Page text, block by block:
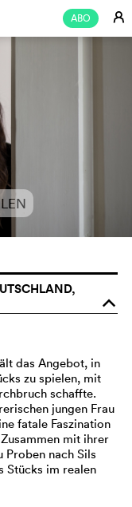
ABO E
o
das Angebot, in
zu spielen, mit
schaffte.
jungen Frau
fatale Faszination
mit ihrer
Proben nach Sils
Stücks im realen